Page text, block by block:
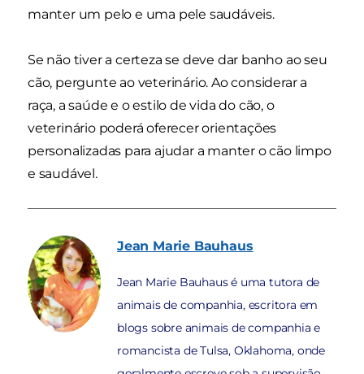
manter um pelo e uma pele saudáveis.
Se não tiver a certeza se deve dar banho ao seu
cão, pergunte ao veterinário. Ao considerar a
raça, a saúde e o estilo de vida do cão, o
veterinário poderá oferecer orientações
personalizadas para ajudar a manter o cão limpo
e saudável.
Jean Marie Bauhaus
Jean Marie Bauhaus é uma tutora de
animais de companhia, escritora em
blogs sobre animais de companhia e
romancista de Tulsa, Oklahoma, onde